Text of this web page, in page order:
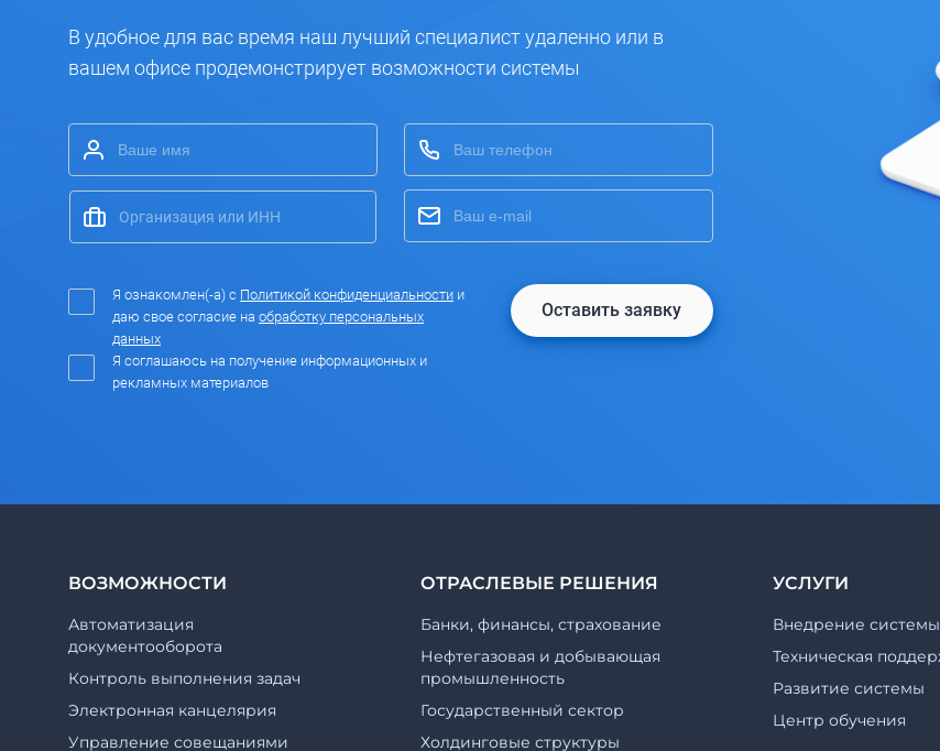
В удобное для вас время наш лучший специалист удаленно или в
вашем офисе продемонстрирует возможности системы
Я ознакомлен(-а) с Политикой конфиденциальности и
даю свое согласие на обработку персональных
данных
Я соглашаюсь на получение информационных и
рекламных материалов
Оставить заявку
ВОЗМОЖНОСТИ
Автоматизация
документооборота
Контроль выполнения задач
Электронная канцелярия
Управление совещаниями
ОТРАСЛЕВЫЕ РЕШЕНИЯ
Банки, финансы, страхование
Нефтегазовая и добывающая
промышленность
Государственный сектор
Холдинговые структуры
УСЛУГИ
Внедрение системы
Техническая
Развитие системы
Центр обучения